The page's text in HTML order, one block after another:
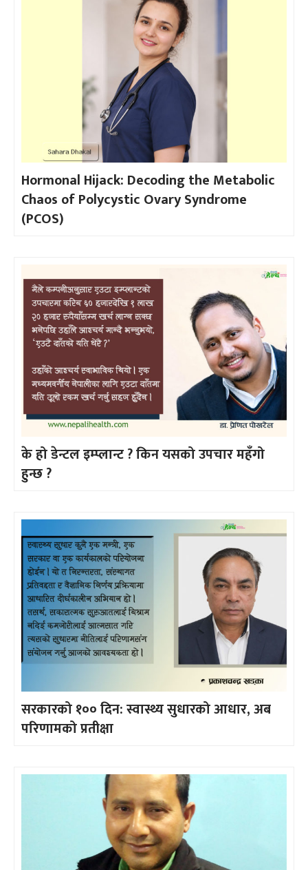
Hormonal Hijack: Decoding the Metabolic
Chaos of Polycystic Ovary Syndrome
(PCOS)
के हो डेन्टल इम्प्लान्ट ? किन यसको उपचार महँगो
हुन्छ ?
सरकारको १०० दिन: स्वास्थ्य सुधारको आधार, अब
परिणामको प्रतीक्षा